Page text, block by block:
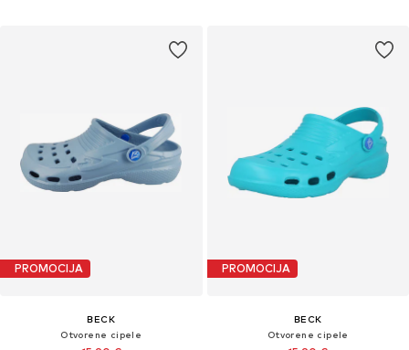
PROMOCIJA
BECK
Otvorene cipele
PROMOCIJA
BECK
Otvorene cipele